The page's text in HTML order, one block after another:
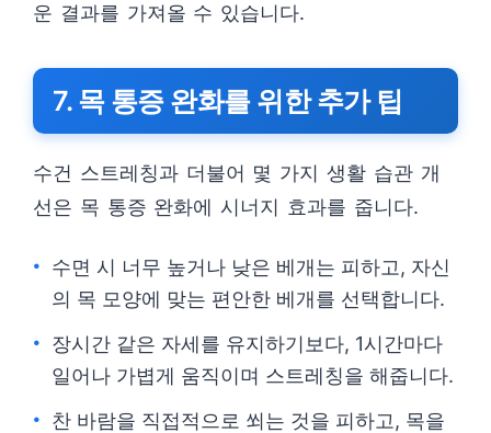
운 결과를 가져올 수 있습니다.
7. 목 통증 완화를 위한 추가 팁
수건 스트레칭과 더불어 몇 가지 생활 습관 개
선은 목 통증 완화에 시너지 효과를 줍니다.
수면 시 너무 높거나 낮은 베개는 피하고, 자신
의 목 모양에 맞는 편안한 베개를 선택합니다.
장시간 같은 자세를 유지하기보다, 1시간마다
일어나 가볍게 움직이며 스트레칭을 해줍니다.
찬 바람을 직접적으로 쐬는 것을 피하고, 목을